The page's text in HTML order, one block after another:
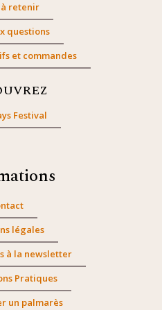
à retenir
questions
et commandes
Festival
légales
à la newsletter
Pratiques
un palmarès